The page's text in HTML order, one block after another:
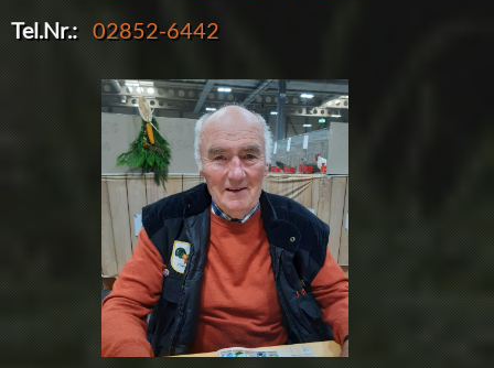
Tel.Nr.: 02852-6442